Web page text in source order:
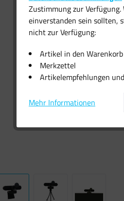
Zustimmung zur
einverstanden sein sollten,
nicht zur Verfügung:
Artikel in den
Merkzettel
Artikelempfehlungen
Mehr Informationen